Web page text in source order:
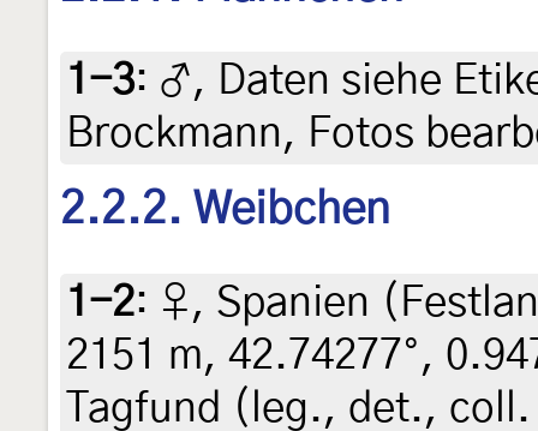
1-3: ♂, Daten siehe
Brockmann, Fotos
2.2.2. Weibchen
1-2: ♀, Spanien
2151 m, 42.74277°,
Tagfund (leg., det.,